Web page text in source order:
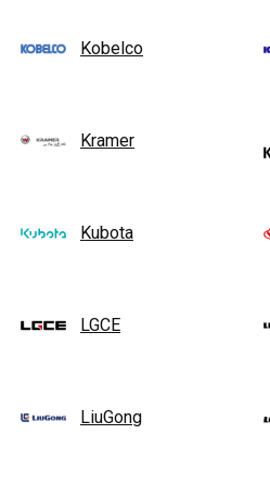
Kobelco
Kramer
Kubota
LGCE
LiuGong